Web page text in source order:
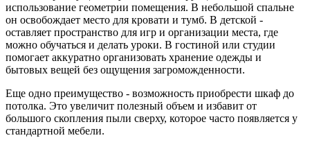
использование геометрии помещения. В небольшой спальне
он освобождает место для кровати и тумб. В детской -
оставляет пространство для игр и организации места, где
можно обучаться и делать уроки. В гостиной или студии
помогает аккуратно организовать хранение одежды и
бытовых вещей без ощущения загроможденности.
Еще одно преимущество - возможность приобрести шкаф до
потолка. Это увеличит полезный объем и избавит от
большого скопления пыли сверху, которое часто появляется у
стандартной мебели.